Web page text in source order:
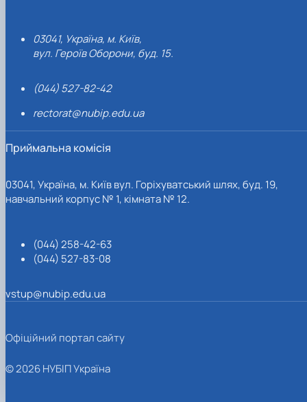
03041, Україна, м. Київ,
вул. Героїв Оборони, буд. 15.
(044) 527-82-42
rectorat@nubip.edu.ua
Приймальна комісія
03041, Україна, м. Київ вул. Горіхуватський шлях, буд. 19,
навчальний корпус № 1, кімната № 12.
(044) 258-42-63
(044) 527-83-08
vstup@nubip.edu.ua
Офіційний портал сайту
© 2026 НУБІП Україна